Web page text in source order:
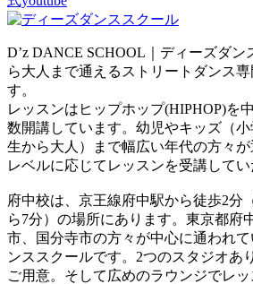
D’z DANCE SCHOOL｜ディーズダン
ら大人まで通えるストリートダンス
す。
レッスンはヒップホップ(HIPHOP)を
数開講しています。幼児やキッズ（
生から大人）まで幅広い年代の方々
レベルに応じてレッスンを受講してい
府中校は、京王線府中駅から徒歩2分
ら7分）の場所にあります。東京都府
市、国分寺市の方々が中心に通われ
ンススクールです。2つのスタジオあ
ご用意。そして広めのラウンジでレ